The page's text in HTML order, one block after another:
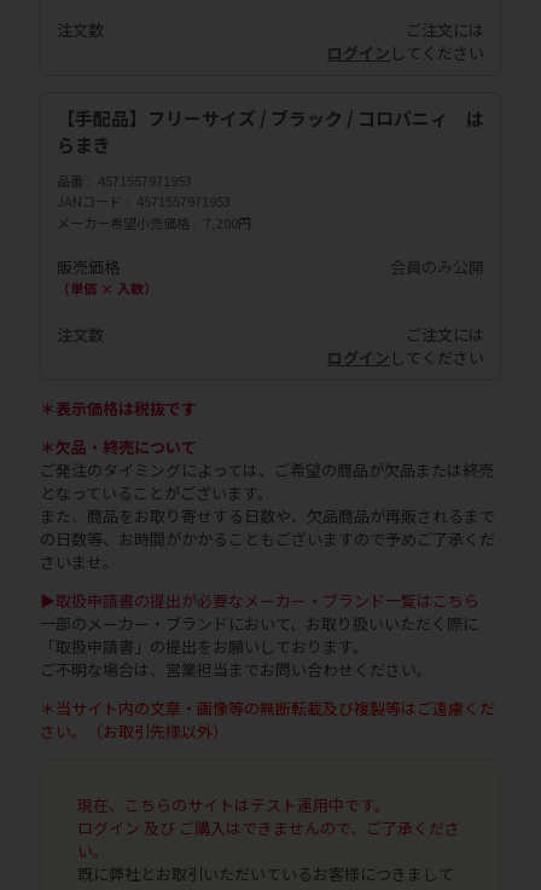
注文数
ご注文には
ログイン してください
【手配品】フリーサイズ / ブラック / コロバニィ は
らまき
品番
4571557971953
JANコード
4571557971953
メーカー希望小売価格
7,200円
販売価格
（単価 × 入数）
会員のみ公開
注文数
ご注文には
ログイン してください
＊表示価格は税抜です
＊欠品・終売について
ご発注のタイミングによっては、ご希望の商品が欠品または終売
となっていることがございます。
また、商品をお取り寄せする日数や、欠品商品が再販されるまで
の日数等、お時間がかかることもございますので予めご了承くだ
さいませ。
▶取扱申請書の提出が必要なメーカー・ブランド一覧はこちら
一部のメーカー・ブランドにおいて、お取り扱いいただく際に
「取扱申請書」の提出をお願いしております。
ご不明な場合は、営業担当までお問い合わせください。
＊当サイト内の文章・画像等の無断転載及び複製等はご遠慮くだ
さい。（お取引先様以外）
現在、こちらのサイトはテスト運用中です。
ログイン 及び ご購入はできませんので、ご了承くださ
い。
既に弊社とお取引いただいているお客様につきまして